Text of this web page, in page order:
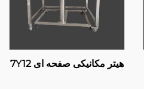
هیتر مکانیکی صفحه ای 7Y12